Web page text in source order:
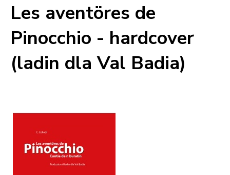
Les aventöres de
Pinocchio - hardcover
(ladin dla Val Badia)